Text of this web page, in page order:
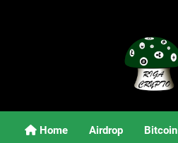
Știri Și
Home Airdrop